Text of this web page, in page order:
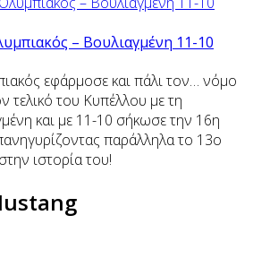
– Βουλιαγμένη 11-10
εφάρμοσε και πάλι τον… νόμο
τελικό του Κυπέλλου με τη
και με 11-10 σήκωσε την 16η
παράλληλα το 13ο
ιστορία του!